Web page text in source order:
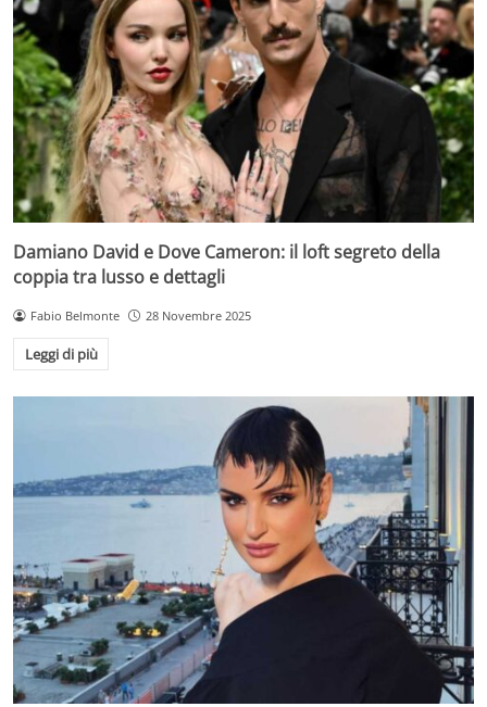
Damiano David e Dove Cameron: il loft segreto della
coppia tra lusso e dettagli
Fabio Belmonte 28 Novembre 2025
Leggi di più